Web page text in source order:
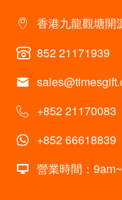
香港九龍觀塘開
852 21171939
+852 21170083
+852 66618839
營業時間：